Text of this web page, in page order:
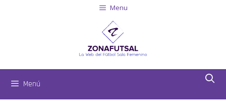
Menu
Menú